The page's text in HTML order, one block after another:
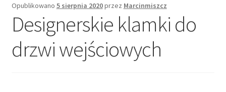
Opublikowano 5 sierpnia 2020przez Marcinmiszcz
Designerskie klamki do
drzwi wejściowych